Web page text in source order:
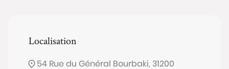
Localisation
54 Rue du Général Bourbaki, 31200